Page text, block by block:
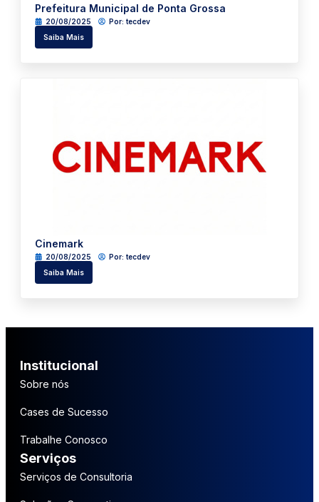
Prefeitura Municipal de Ponta Grossa
20/08/2025 Por: tecdev
Saiba Mais
Cinemark
20/08/2025 Por: tecdev
Saiba Mais
Institucional
Sobre nós
Cases de Sucesso
Trabalhe Conosco
Serviços
Serviços de Consultoria